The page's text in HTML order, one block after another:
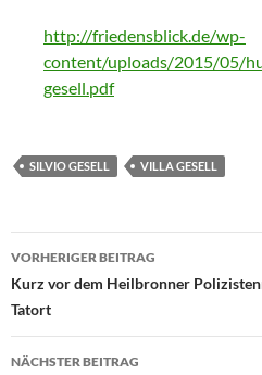
http://friedensblick.de/wp-
content/uploads/2015/05/
gesell.pdf
SILVIO GESELL VILLA GESELL
Beitragsnavigation
VORHERIGER BEITRAG
Kurz vor dem Heilbronner
Tatort
NÄCHSTER BEITRAG